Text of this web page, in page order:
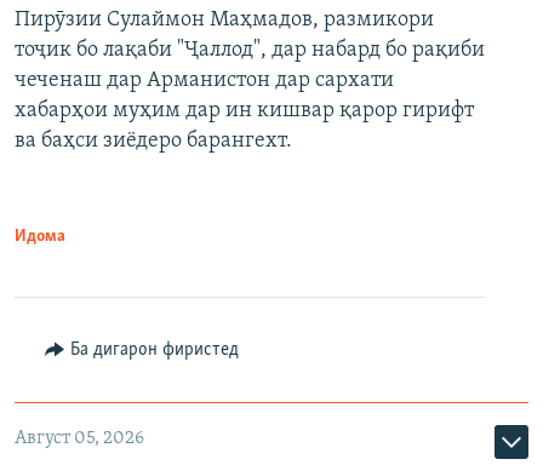
Auto 240p 360p 480p
720p 1080p
360p
480p
Пирӯзии Сулаймон Маҳмадов, размикори
тоҷик бо лақаби "Ҷаллод", дар набард бо рақиби
чеченаш дар Арманистон дар сархати
хабарҳои муҳим дар ин кишвар қарор гирифт
ва баҳси зиёдеро барангехт.
Идома
Ба дигарон фиристед
Август 05, 2026